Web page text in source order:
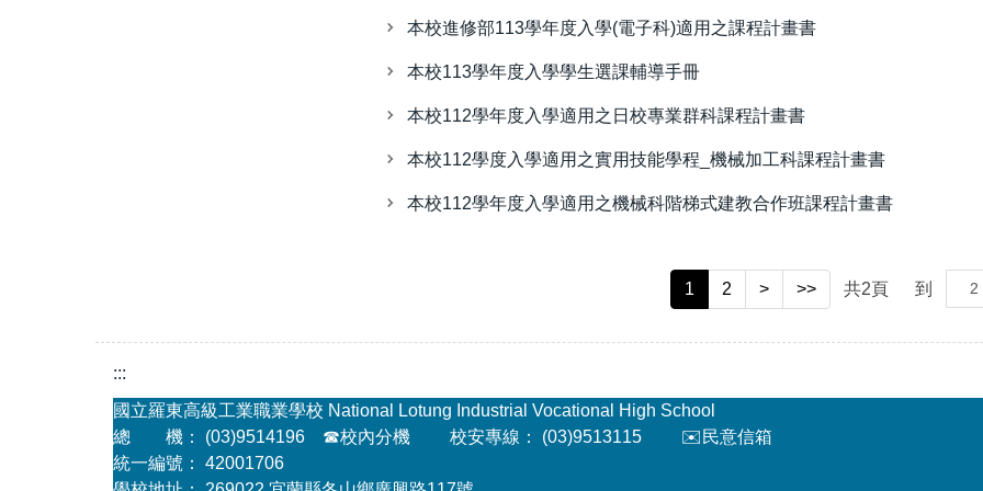
本校進修部113學年度入學(電子科)適用之課程計畫書
本校113學年度入學學生選課輔導手冊
本校112學年度入學適用之日校專業群科課程計畫書
本校112學度入學適用之實用技能學程_機械加工科課程計畫書
本校112學年度入學適用之機械科階梯式建教合作班課程計畫書
1 2 > >> 共2頁 到
:::
國立羅東高級工業職業學校 National Lotung Industrial Vocational High School
總 機： (03)9514196 ☎校內分機 校安專線： (03)9513115 ✉️民意信箱
統一編號： 42001706